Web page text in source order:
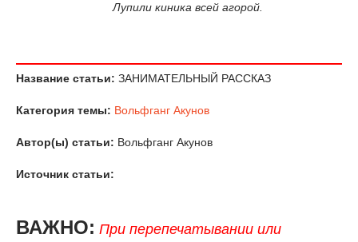
Лупили киника всей агорой.
Название статьи: ЗАНИМАТЕЛЬНЫЙ РАССКАЗ
Категория темы: Вольфганг Акунов
Автор(ы) статьи: Вольфганг Акунов
Источник статьи:
ВАЖНО: При перепечатывании или